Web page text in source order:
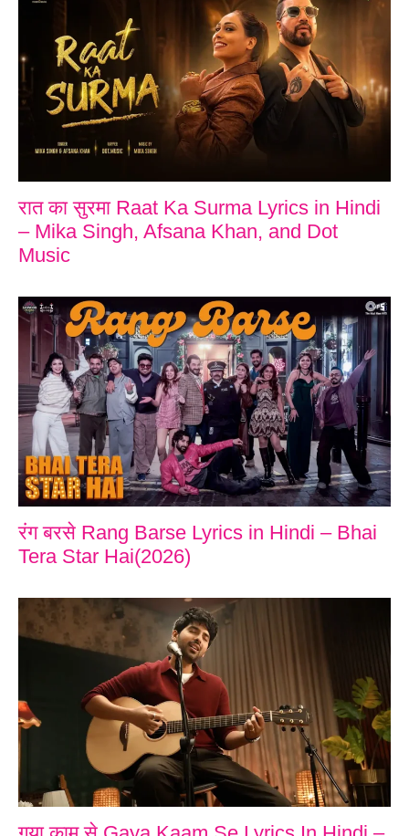
रात का सुरमा Raat Ka Surma Lyrics in Hindi
– Mika Singh, Afsana Khan, and Dot
Music
रंग बरसे Rang Barse Lyrics in Hindi – Bhai
Tera Star Hai(2026)